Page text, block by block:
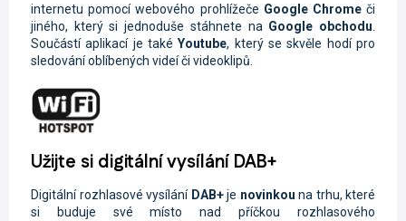
internetu pomocí webového prohlížeče Google Chromeči
jiného, který si jednoduše stáhnete na Google obchodu
Součástí aplikací je takéYoutube, který se skvěle hodí pro
sledování oblíbených videí či videoklipů.
Užijte si digitální vysílání DAB+
Digitální rozhlasové vysílání DAB+je novinkou na trhu, které
si buduje své místo nad příčkou rozhlasového